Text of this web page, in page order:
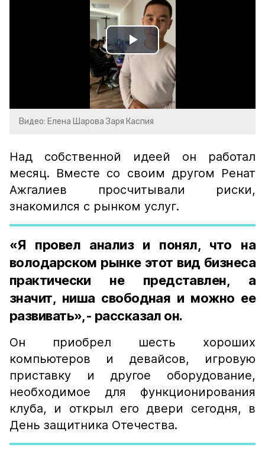
Play
Video
Видео: Елена Шарова Заря Каспия
Над собственной идеей он работал
месяц. Вместе со своим другом Ренат
Ажгалиев просчитывали риски,
знакомился с рынком услуг.
«Я провел анализ и понял, что на
володарском рынке этот вид бизнеса
практически не представлен, а
значит, ниша свободная и можно ее
развивать»,- рассказал он.
Он приобрел шесть хороших
компьютеров и девайсов, игровую
приставку и другое оборудование,
необходимое для функционирования
клуба, и открыл его двери сегодня, в
День защитника Отечества.